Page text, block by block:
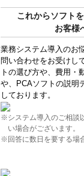
これからソフト
お客様
業務システム導入のお
問い合わせをお受けし
トの選び方や、費用・
や、PCAソフトの説明
しております。
※システム導入のご相談
い場合がございます。
※回答に数日を要する場